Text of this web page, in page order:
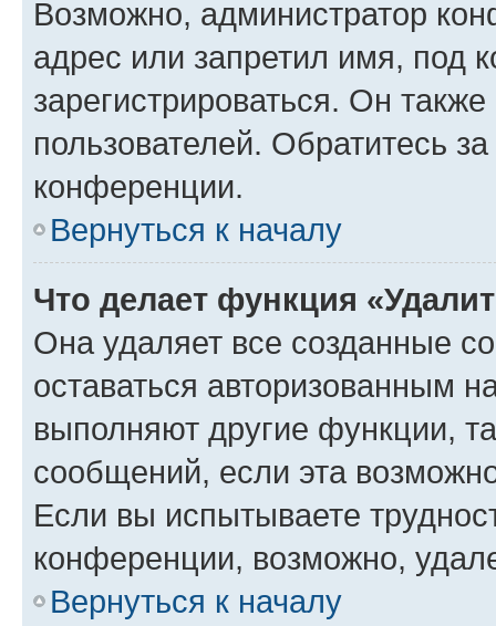
Возможно, администратор
адрес или запретил имя, под
зарегистрироваться. Он
пользователей. Обратитесь
конференции.
Вернуться к началу
Что делает функция
Она удаляет все созданные
оставаться авторизованным
выполняют другие функции,
сообщений, если эта
Если вы испытываете
конференции, возможно,
Вернуться к началу